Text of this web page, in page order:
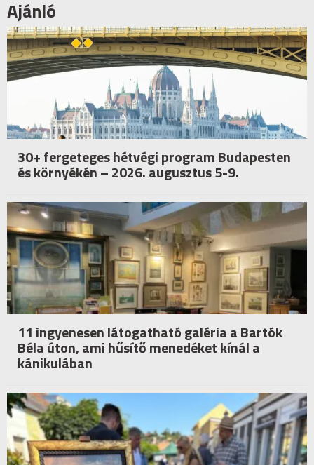
Ajánló
30+ fergeteges hétvégi program Budapesten
és környékén – 2026. augusztus 5-9.
11 ingyenesen látogatható galéria a Bartók
Béla úton, ami hűsítő menedéket kínál a
kánikulában